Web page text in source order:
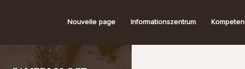
Nouvelle page Informationszentrum